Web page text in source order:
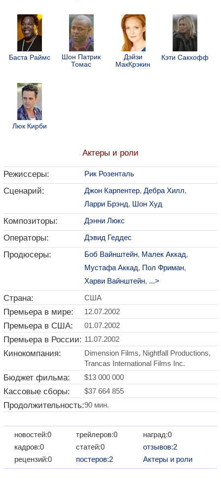
Баста Раймс
Шон Патрик
Томас
Дэйзи
МакКрэкин
Кэти Сакхофф
Люк Кирби
Актеры и роли
Режиссеры: Рик Розенталь
Сценарий: Джон Карпентер, Дебра Хилл,
Ларри Брэнд, Шон Худ
Композиторы: Дэнни Люкс
Операторы: Дэвид Геддес
Продюсеры: Боб Вайнштейн, Малек Аккад,
Мустафа Аккад, Пол Фриман,
Харви Вайнштейн, ...>
Страна: США
Премьера в мире: 12.07.2002
Премьера в США: 01.07.2002
Премьера в России: 11.07.2002
Кинокомпания:
Dimension Films, Nightfall Productions,
Trancas International Films Inc.
Бюджет фильма: $13 000 000
Кассовые сборы: $37 664 855
Продолжительность:90 мин.
новостей:0
кадров:0
рецензий:0
трейлеров:0
статей:0
постеров:2
наград:0
отзывов:2
Актеры и роли